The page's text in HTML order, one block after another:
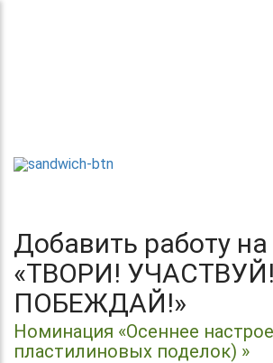
Добавить работу на
«ТВОРИ! УЧАСТВУЙ!
ПОБЕЖДАЙ!»
Номинация «Осеннее
пластилиновых поделок) »